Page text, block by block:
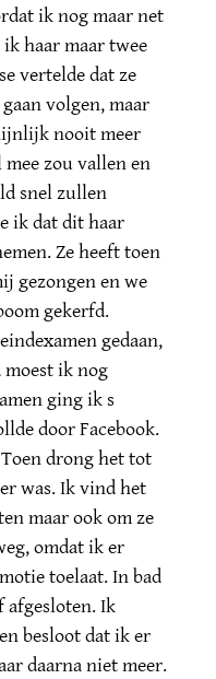
ik nog maar net
ik haar maar twee
vertelde dat ze
volgen, maar
nooit meer
zou vallen en
snel zullen
ik dat dit haar
Ze heeft toen
gezongen en we
gekerfd.
gedaan,
ik nog
ging ik s
door Facebook.
drong het tot
was. Ik vind het
maar ook om ze
omdat ik er
toelaat. In bad
afgesloten. Ik
besloot dat ik er
daarna niet meer.